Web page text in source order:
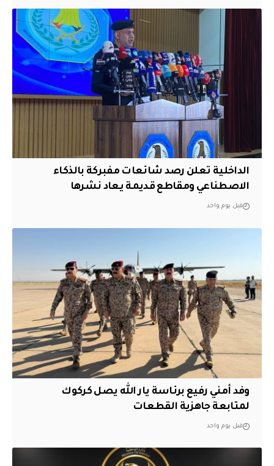
الداخلية تعلن رصد شائعات مفبركة بالذكاء
الاصطناعي ومقاطع قديمة يعاد نشرها
قبل يوم واحد
وفد أمني رفيع برئاسة يار الله يصل كركوك
لمتابعة جاهزية القطعات
قبل يوم واحد